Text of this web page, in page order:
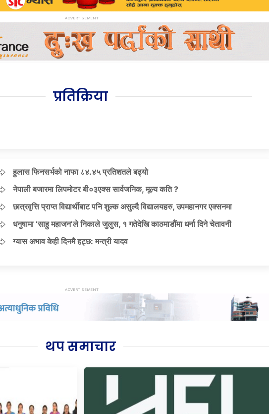
प्रतिक्रिया
हुलास फिनसर्भको नाफा ८४.४५ प्रतिशतले बढ्यो
नेपाली बजारमा लिपमोटर बी०३एक्स सार्वजनिक, मूल्य कति ?
छात्रवृत्ति प्राप्त विद्यार्थीबाट पनि शुल्क असुल्दै विद्यालयहरु, उपमहानगर एक्सनमा
धनुषामा ‘साहु महाजन’ले निकाले जुलुस, १ गतेदेखि काठमाडौंमा धर्ना दिने चेतावनी
ग्यास अभाव केही दिनमै हट्छ: मन्त्री यादव
थप समाचार